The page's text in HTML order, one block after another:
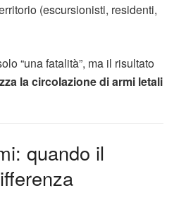
(escursionisti, residenti,
“una fatalità”, ma il risultato
la circolazione di armi letali
quando il